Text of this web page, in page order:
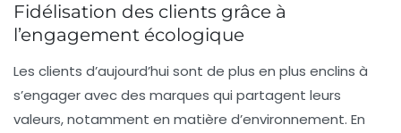
Fidélisation des clients grâce à
l’engagement écologique
Les clients d’aujourd’hui sont de plus en plus enclins à
s’engager avec des marques qui partagent leurs
valeurs, notamment en matière d’environnement. En